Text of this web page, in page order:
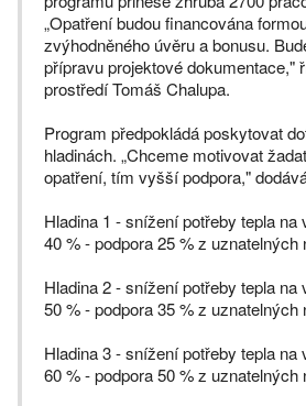
„Opatření budou financována
zvýhodněného úvěru a bonusu.
přípravu projektové dokumentace,"
prostředí Tomáš Chalupa.
Program předpokládá poskytovat
hladinách. „Chceme motivovat
opatření, tím vyšší podpora,"
Hladina 1 - snížení potřeby tepla na
40 % - podpora 25 % z uznatelných
Hladina 2 - snížení potřeby tepla na
50 % - podpora 35 % z uznatelných
Hladina 3 - snížení potřeby tepla na
60 % - podpora 50 % z uznatelných